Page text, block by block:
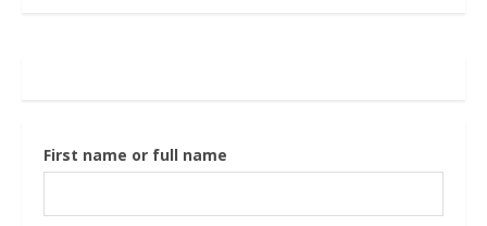
First name or full name